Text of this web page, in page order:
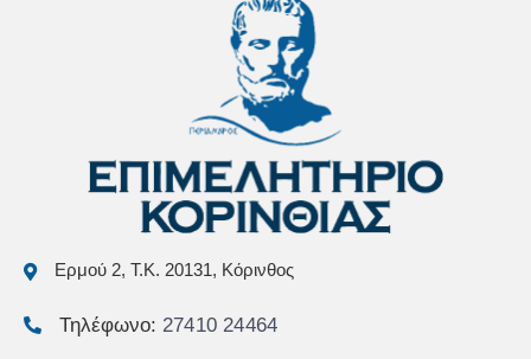
Ερμού 2, Τ.Κ. 20131, Κόρινθος
Τηλέφωνο: 27410 24464